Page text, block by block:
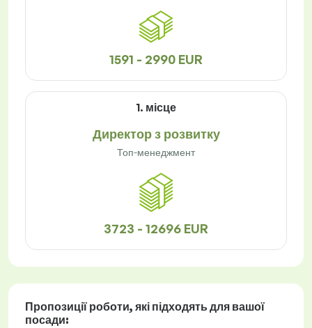
1591 - 2990 EUR
1. місце
Директор з розвитку
Топ-менеджмент
3723 - 12696 EUR
Пропозиції роботи, які підходять для вашої
посади: